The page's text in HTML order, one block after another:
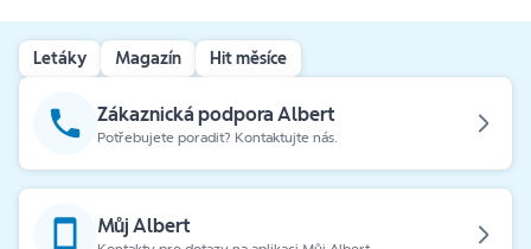
Letáky Magazín Hit měsíce
Zákaznická podpora Albert
Potřebujete poradit? Kontaktujte nás.
Můj Albert